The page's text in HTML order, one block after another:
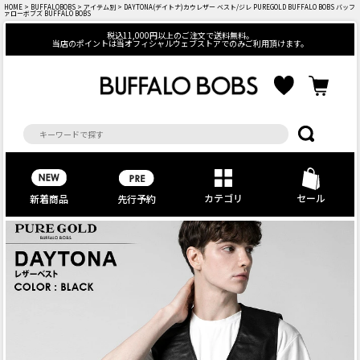
HOME > BUFFALOBOBS > アイテム別 > DAYTONA(デイトナ)カウレザー ベスト/ジレ PUREGOLD BUFFALO BOBS バッフ
ァローボブズ BUFFALO BOBS
税込11,000円以上のご注文で送料無料。
当店のポイントは当オフィシャルウェブストアでのみご利用頂けます。
新着商品 先行予約 カテゴリ セール